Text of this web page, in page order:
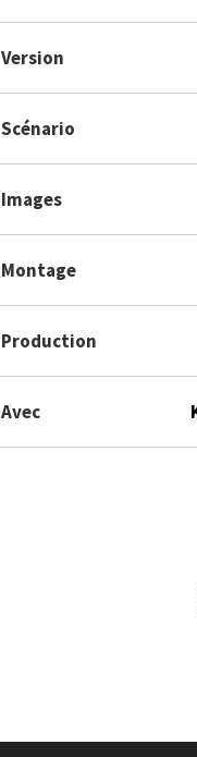
Version
Scénario
Images
Montage
Production
Avec